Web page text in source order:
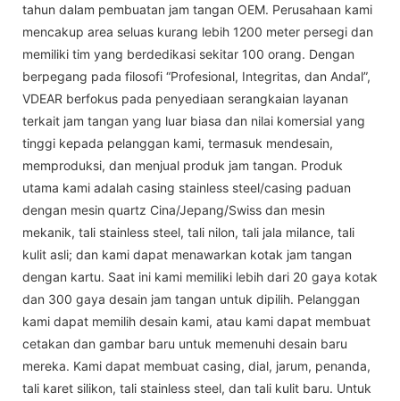
tahun dalam pembuatan jam tangan OEM. Perusahaan kami
mencakup area seluas kurang lebih 1200 meter persegi dan
memiliki tim yang berdedikasi sekitar 100 orang. Dengan
berpegang pada filosofi “Profesional, Integritas, dan Andal”,
VDEAR berfokus pada penyediaan serangkaian layanan
terkait jam tangan yang luar biasa dan nilai komersial yang
tinggi kepada pelanggan kami, termasuk mendesain,
memproduksi, dan menjual produk jam tangan. Produk
utama kami adalah casing stainless steel/casing paduan
dengan mesin quartz Cina/Jepang/Swiss dan mesin
mekanik, tali stainless steel, tali nilon, tali jala milance, tali
kulit asli; dan kami dapat menawarkan kotak jam tangan
dengan kartu. Saat ini kami memiliki lebih dari 20 gaya kotak
dan 300 gaya desain jam tangan untuk dipilih. Pelanggan
kami dapat memilih desain kami, atau kami dapat membuat
cetakan dan gambar baru untuk memenuhi desain baru
mereka. Kami dapat membuat casing, dial, jarum, penanda,
tali karet silikon, tali stainless steel, dan tali kulit baru. Untuk